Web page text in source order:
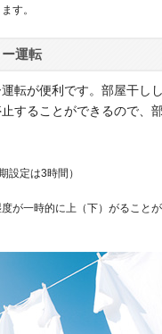
す。
運転
転が便利です。部屋干し
することができるので、
設定は3時間）
が一時的に上（下）がること